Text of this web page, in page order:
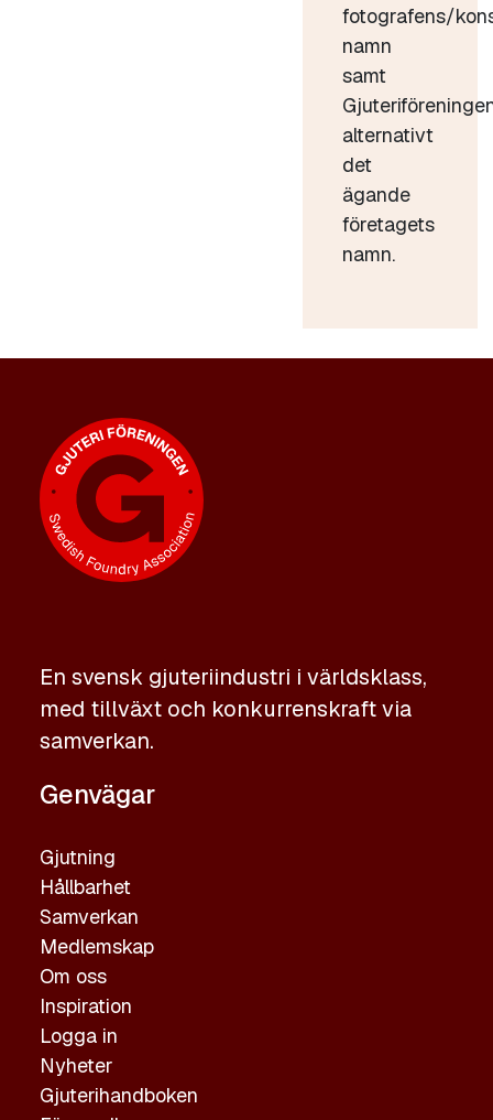
fotografens/
namn
samt
alternativt
det
ägande
företagets
namn.
En svensk gjuteriindustri i världsklass,
med tillväxt och konkurrenskraft via
samverkan.
Genvägar
Gjutning
Hållbarhet
Samverkan
Medlemskap
Om oss
Inspiration
Logga in
Nyheter
Gjuterihandboken